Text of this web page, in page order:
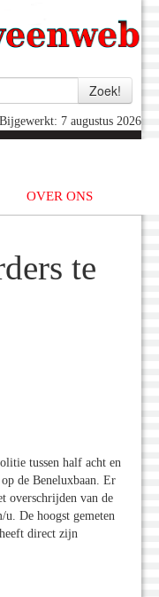
Bijgewerkt: 7 augustus 2026
OVER ONS
te
tussen half acht en
de Beneluxbaan. Er
overschrijden van de
u. De hoogst gemeten
direct zijn